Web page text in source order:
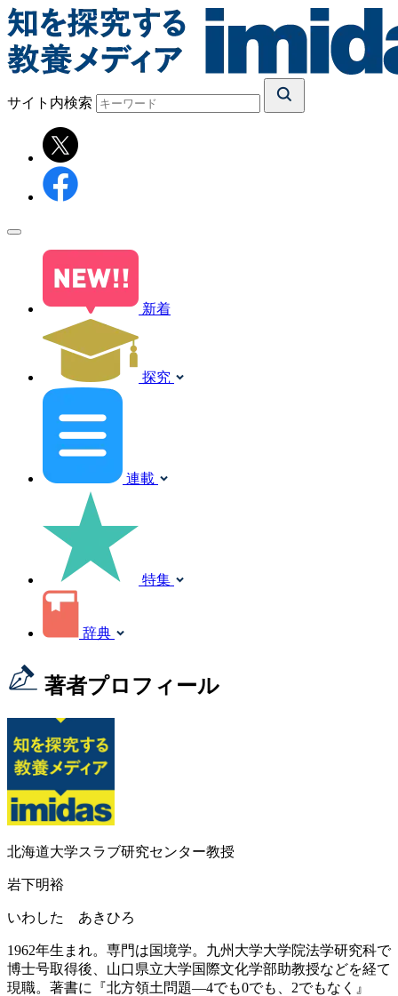
サイト内検索
新着
探究
連載
特集
辞典
著者プロフィール
北海道大学スラブ研究センター教授
岩下明裕
いわした あきひろ
1962年生まれ。専門は国境学。九州大学大学院法学研究科で
博士号取得後、山口県立大学国際文化学部助教授などを経て
現職。著書に『北方領土問題―4でも0でも、2でもなく』